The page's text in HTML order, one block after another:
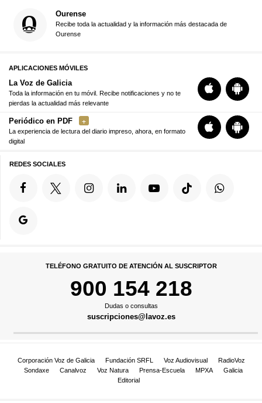
Ourense
Recibe toda la actualidad y la información más destacada de
Ourense
APLICACIONES MÓVILES
La Voz de Galicia
Toda la información en tu móvil. Recibe notificaciones y no te
pierdas la actualidad más relevante
Periódico en PDF
La experiencia de lectura del diario impreso, ahora, en formato
digital
REDES SOCIALES
TELÉFONO GRATUITO DE ATENCIÓN AL SUSCRIPTOR
900 154 218
Dudas o consultas
suscripciones@lavoz.es
Corporación Voz de Galicia Fundación SRFL Voz Audiovisual
RadioVoz
Sondaxe
Canalvoz Voz Natura Prensa-Escuela MPXA
Galicia
Editorial